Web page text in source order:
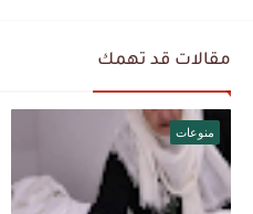
مقالات قد تهمك
منوعات